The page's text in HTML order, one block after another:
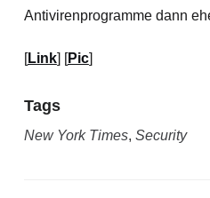
Antivirenprogramme dann
[Link] [Pic]
Tags
New York Times, Security